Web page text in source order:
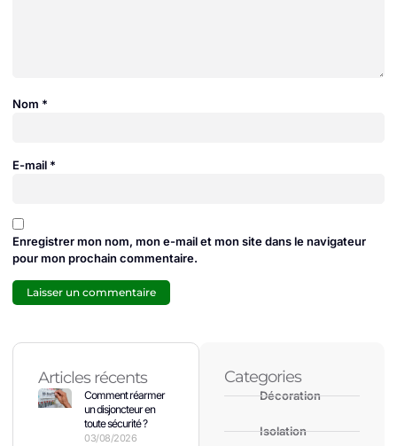
Nom *
E-mail *
Enregistrer mon nom, mon e-mail et mon site dans le navigateur
pour mon prochain commentaire.
Articles récents
Comment réarmer
un disjoncteur en
toute sécurité ?
03/08/2026
Categories
Décoration
Isolation